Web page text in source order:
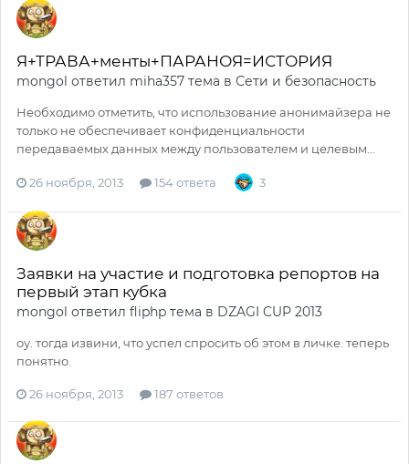
Я+ТРАВА+менты+ПАРАНОЯ=ИСТОРИЯ
mongol ответил miha357 тема в Сети и безопасность
Необходимо отметить, что использование анонимайзера не
только не обеспечивает конфиденциальности
передаваемых данных между пользователем и целевым...
26 ноября, 2013 154 ответа 3
Заявки на участие и подготовка репортов на
первый этап кубка
mongol ответил fliphp тема в DZAGI CUP 2013
оу. тогда извини, что успел спросить об этом в личке. теперь
понятно.
26 ноября, 2013 187 ответов